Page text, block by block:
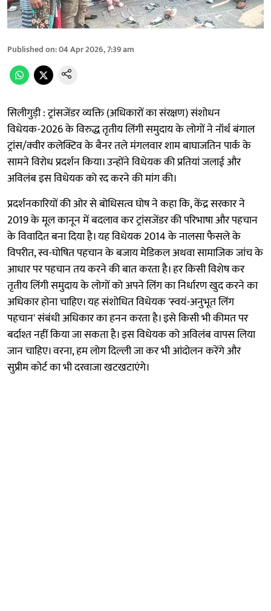
Published on:04 Apr 2026, 7:39 am
सिलीगुड़ी : ट्रांसजेंडर व्यक्ति (अधिकारों का संरक्षण) संशोधन
विधेयक-2026 के विरुद्ध तृतीय लिंगी समुदाय के लोगों ने नॉर्थ बंगाल
ट्रांस/क्वीर कलेक्टिव के बैनर तले मंगलवार शाम बाघाजतिन पार्क के
सामने विरोध प्रदर्शन किया। उन्होंने विधेयक की प्रतियां जलाई और
अविलंब इस विधेयक को रद करने की मांग की।
प्रदर्शनकारियों की ओर से बोधिसत्व घोष ने कहा कि, केंद्र सरकार ने
2019 के मूल कानून में बदलाव कर ट्रांसजेंडर की परिभाषा और पहचान
के विवादित बना दिया है। यह विधेयक 2014 के नालसा फैसले के
विपरीत, स्व-घोषित पहचान के बजाय मेडिकल अथवा सामाजिक जांच के
आधार पर पहचान तय करने की बात करता है। हर किसी विशेष कर
तृतीय लिंगी समुदाय के लोगों को अपने लिंग का निर्धारण खुद करने का
अधिकार होना चाहिए। यह संशोधित विधेयक 'स्वयं-अनुभूत लिंग
पहचान' संबंधी अधिकार का हनन करता है। इसे किसी भी कीमत पर
बर्दाश्त नहीं किया जा सकता है। इस विधेयक को अविलंब वापस लिया
जान चाहिए। वरना, हम लोग दिल्ली जा कर भी आंदोलन करेंगे और
सुप्रीम कोर्ट का भी दरवाजा खटखटाएंगे।